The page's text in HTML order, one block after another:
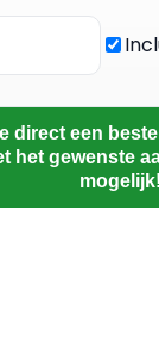
direct een
het gewenste
mogelijk!